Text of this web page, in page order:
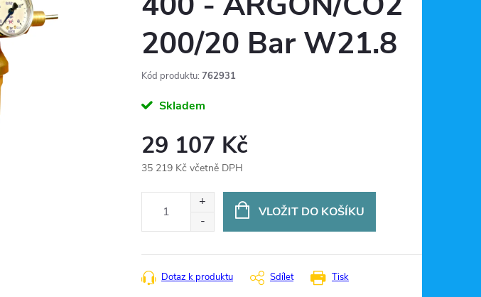
200/20 Bar W21.8
Kód produktu: 762931
Skladem
29 107 Kč
35 219 Kč včetně DPH
VLOŽIT DO KOŠÍKU
Tisk
Dotaz k produktu Sdílet